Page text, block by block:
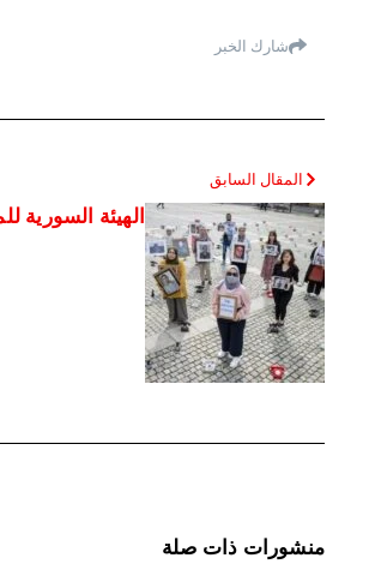
شارك الخبر
المقال السابق
الهيئة السورية
منشورات ذات صلة